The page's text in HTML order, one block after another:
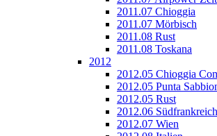
2011.07 Chioggia
2011.07 Mörbisch
2011.08 Rust
2011.08 Toskana
2012
2012.05 Chioggia
2012.05 Punta
2012.05 Rust
2012.06 Südfrankreich
2012.07 Wien